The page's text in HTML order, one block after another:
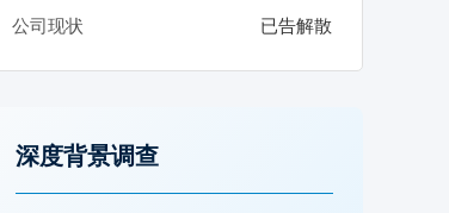
公司现状 已告解散
深度背景调查